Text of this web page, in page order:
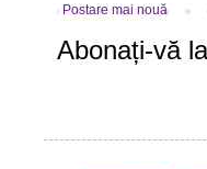
Postare mai nouă
Abonați-vă